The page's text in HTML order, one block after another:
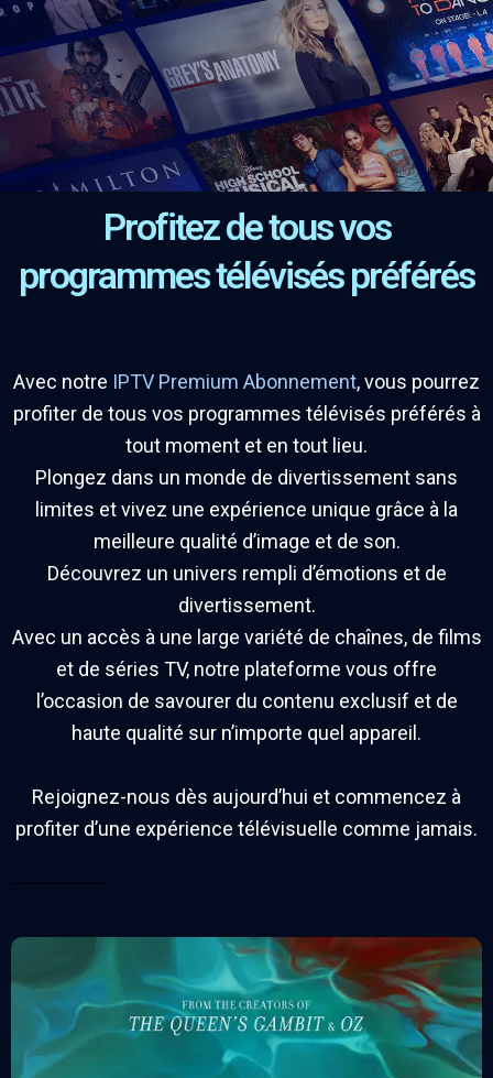
Profitez de tous vos
programmes télévisés préférés
Avec notre IPTV Premium Abonnement, vous pourrez
profiter de tous vos programmes télévisés préférés à
tout moment et en tout lieu.
Plongez dans un monde de divertissement sans
limites et vivez une expérience unique grâce à la
meilleure qualité d’image et de son.
Découvrez un univers rempli d’émotions et de
divertissement.
Avec un accès à une large variété de chaînes, de films
et de séries TV, notre plateforme vous offre
l’occasion de savourer du contenu exclusif et de
haute qualité sur n’importe quel appareil.
Rejoignez-nous dès aujourd’hui et commencez à
profiter d’une expérience télévisuelle comme jamais.